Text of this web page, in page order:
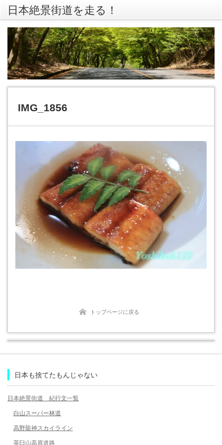
日本絶景街道を走る！
IMG_1856
トップページに戻る
日本も捨てたもんじゃない
日本絶景街道 紀行文一覧
白山スーパー林道
高野龍神スカイライン
茶臼山高原道路